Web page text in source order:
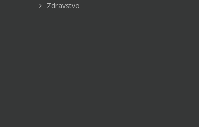
Zdravstvo